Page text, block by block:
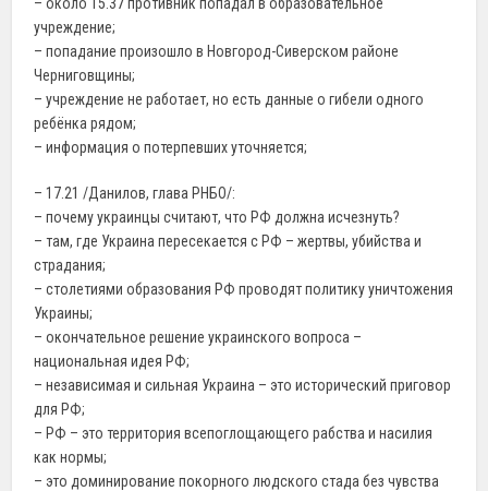
учреждение;
– попадание произошло в Новгород-Сиверском районе
Черниговщины;
– учреждение не работает, но есть данные о гибели одного
ребёнка рядом;
– информация о потерпевших уточняется;
– 17.21 /Данилов, глава РНБО/:
– почему украинцы считают, что РФ должна исчезнуть?
– там, где Украина пересекается с РФ – жертвы, убийства и
страдания;
– столетиями образования РФ проводят политику уничтожения
Украины;
– окончательное решение украинского вопроса –
национальная идея РФ;
– независимая и сильная Украина – это исторический приговор
для РФ;
– РФ – это территория всепоглощающего рабства и насилия
как нормы;
– это доминирование покорного людского стада без чувства